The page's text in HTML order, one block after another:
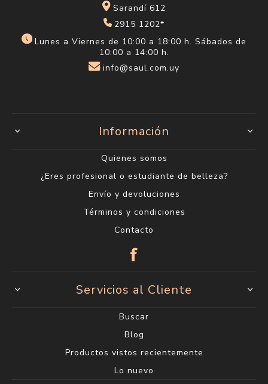
Sarandí 612
2915 1202*
Lunes a Viernes de 10:00 a 18:00 h. Sábados de
10:00 a 14:00 h.
info@saul.com.uy
Información
Quienes somos
¿Eres profesional o estudiante de belleza?
Envío y devoluciones
Términos y condiciones
Contacto
Servicios al Cliente
Buscar
Blog
Productos vistos recientemente
Lo nuevo